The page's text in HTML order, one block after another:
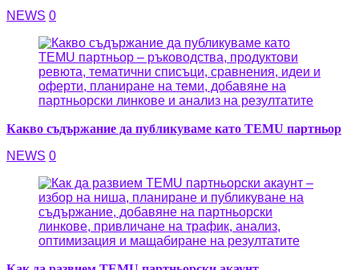
NEWS 0
Какво съдържание да публикуваме като TEMU партньор
NEWS 0